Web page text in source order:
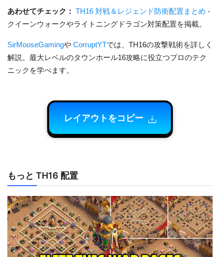
あわせてチェック： TH16 対戦＆レジェンド防衛配置まとめ -
クイーンウォークやライトニングドラゴン対策配置を掲載。
SirMooseGamingや CorruptYTでは、TH16の攻撃戦術を詳しく
解説。最大レベルのタウンホール16攻略に役立つプロのテク
ニックを学べます。
レイアウトをコピー
もっと TH16 配置